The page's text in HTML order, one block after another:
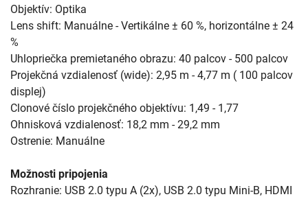
Objektív: Optika
Lens shift: Manuálne - Vertikálne ± 60 %, horizontálne ± 24
%
Uhlopriečka premietaného obrazu: 40 palcov - 500 palcov
Projekčná vzdialenosť (wide): 2,95 m - 4,77 m ( 100 palcov
displej)
Clonové číslo projekčného objektívu: 1,49 - 1,77
Ohnisková vzdialenosť: 18,2 mm - 29,2 mm
Ostrenie: Manuálne
Možnosti pripojenia
Rozhranie: USB 2.0 typu A (2x), USB 2.0 typu Mini-B, HDMI